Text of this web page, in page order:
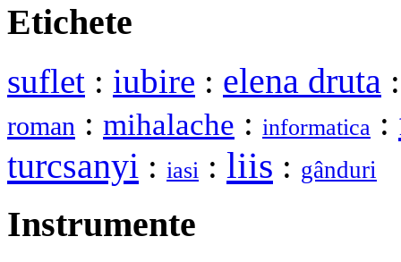
Etichete
suflet : iubire : elena druta
roman : mihalache : informatica :
turcsanyi : iasi : liis : gânduri
Instrumente